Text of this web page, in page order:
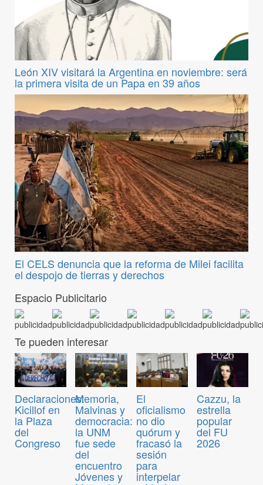
León XIV visitará la Argentina en noviembre: será
la primera visita de un Papa en 39 años
El CELS denuncia que la reforma de Milei facilita
el despojo de tierras y derechos
Espacio Publicitario
Te pueden interesar
Declaraciones:
Kicillof en
la Plaza
del
Congreso
Memoria,
Malvinas y
democracia:
la UNM
fue sede
del
encuentro
Jóvenes y
El
oficialismo
no dio
quórum y
fracasó la
sesión
para
interpelar
Cazzu, la
estrella
popular
del FU
2026